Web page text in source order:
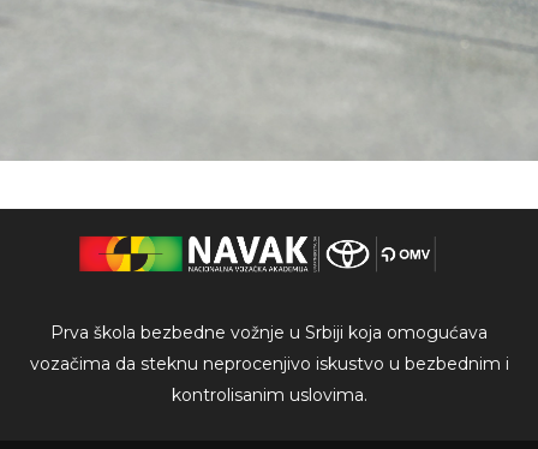
Prva škola bezbedne vožnje u Srbiji koja omogućava
vozačima da steknu neprocenjivo iskustvo u bezbednim i
kontrolisanim uslovima.